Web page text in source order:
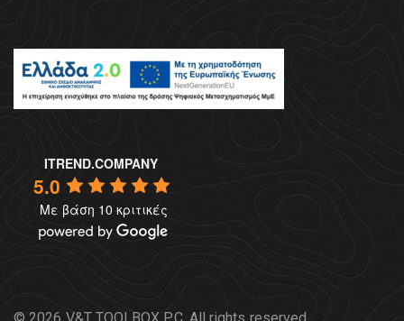
ITREND.COMPANY
5.0
Με βάση 10 κριτικές
© 2026 V&T TOOLBOX P.C. All rights reserved.